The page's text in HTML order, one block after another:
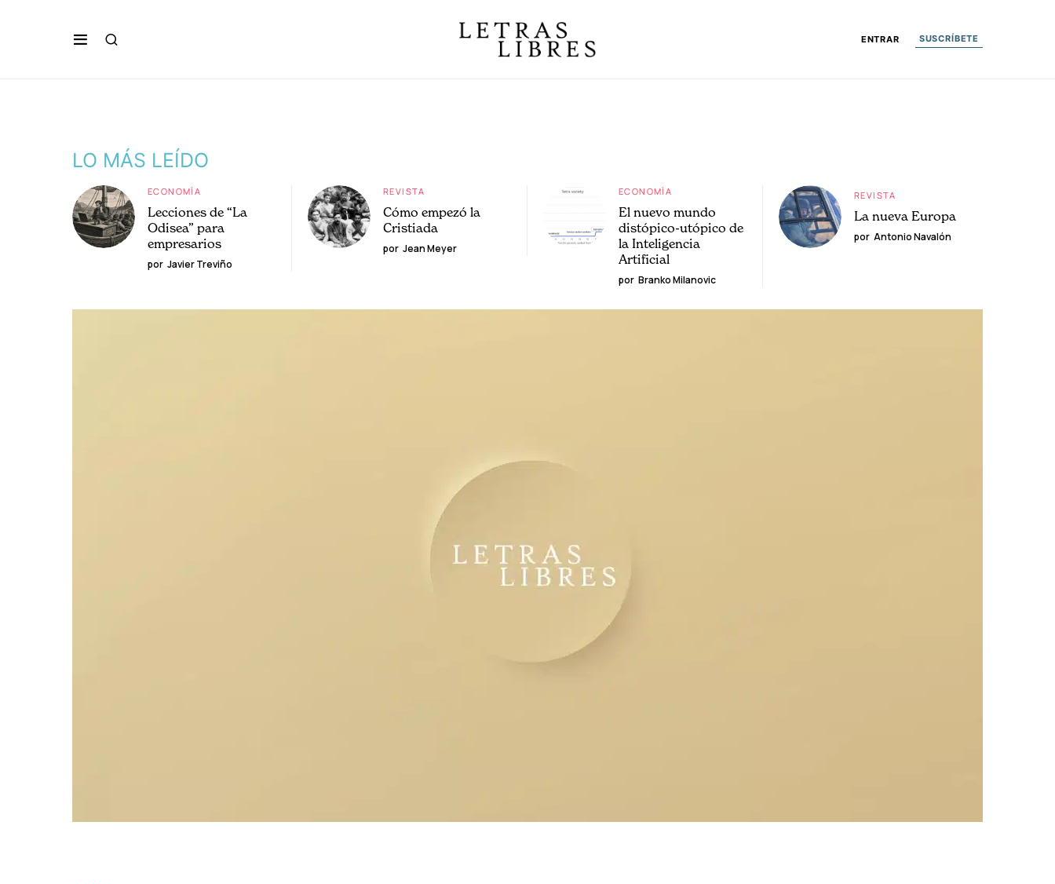
ENTRAR SUSCRÍBETE
LO MÁS LEÍDO
ECONOMÍA
Lecciones de “La
Odisea” para
empresarios
por Javier Treviño
REVISTA
Cómo empezó la
Cristiada
por Jean Meyer
ECONOMÍA
El nuevo mundo
distópico-utópico de
la Inteligencia
Artificial
por Branko Milanovic
REVISTA
La nueva Europa
por Antonio Navalón